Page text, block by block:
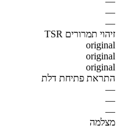
—
—
זיהוי תמרורים TSR
original
original
original
התראת פתיחת דלת
—
—
—
מצלמה